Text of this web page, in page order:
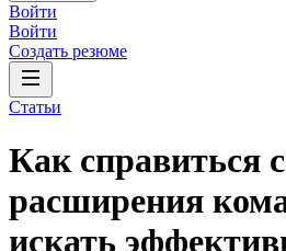
Войти
Войти
Создать резюме
Статьи
Как справиться
расширения
искать